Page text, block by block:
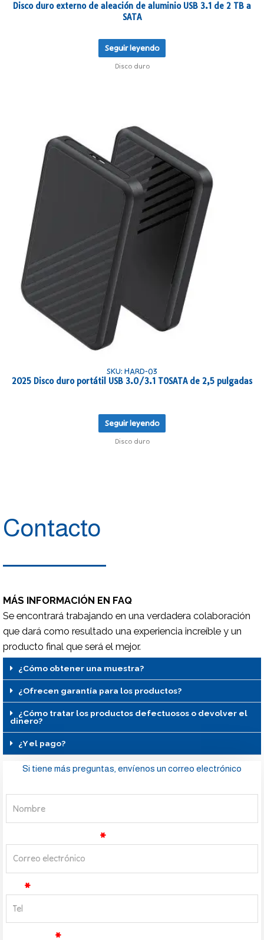
Disco duro externo de aleación de aluminio USB 3.1 de 2 TB a
SATA
Seguir leyendo
Disco duro
SKU: HARD-03
2025 Disco duro portátil USB 3.0/3.1 TOSATA de 2,5 pulgadas
Seguir leyendo
Disco duro
Contacto
MÁS INFORMACIÓN EN FAQ
Se encontrará trabajando en una verdadera colaboración
que dará como resultado una experiencia increíble y un
producto final que será el mejor.
¿Cómo obtener una muestra?
¿Ofrecen garantía para los productos?
¿Cómo tratar los productos defectuosos o devolver el
dinero?
¿Y el pago?
Si tiene más preguntas, envíenos un correo electrónico